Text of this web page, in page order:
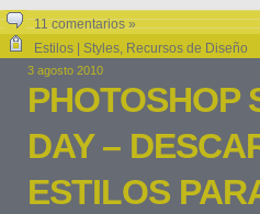
11 comentarios »
Estilos | Styles, Recursos de Diseño
3 agosto 2010
PHOTOSHOP
DAY –
ESTILOS